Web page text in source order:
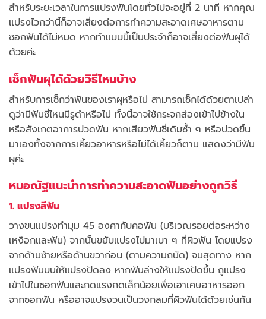
สำหรับระยะเวลาในการแปรงฟันโดยทั่วไปจะอยู่ที่ 2 นาที หากคุณ
แปรงไวกว่านี้ก็อาจเสี่ยงต่อการทำความสะอาดเศษอาหารตาม
ซอกฟันได้ไม่หมด หากทำแบบนี้เป็นประจำก็อาจเสี่ยงต่อฟันผุได้
ด้วยค่ะ
เช็กฟันผุได้ด้วยวิธีไหนบ้าง
สำหรับการเช็กว่าฟันของเราผุหรือไม่ สามารถเช็กได้ด้วยตาเปล่า
ดูว่ามีฟันซี่ไหนมีรูดำหรือไม่ ทั้งนี้อาจใช้กระจกส่องเข้าไปข้างใน
หรือสังเกตอาการปวดฟัน หากเสียวฟันซี่เดิมซ้ำ ๆ หรือปวดขึ้น
มาเองทั้งจากการเคี้ยวอาหารหรือไม่ได้เคี้ยวก็ตาม แสดงว่ามีฟัน
ผุค่ะ
หมอณัฐแนะนำการทำความสะอาดฟันอย่างถูกวิธี
1. แปรงสีฟัน
วางขนแปรงทำมุม 45 องศากับคอฟัน (บริเวณรอยต่อระหว่าง
เหงือกและฟัน) จากนั้นขยับแปรงไปมาเบา ๆ ที่ผิวฟัน โดยแปรง
จากด้านซ้ายหรือด้านขวาก่อน (ตามความถนัด) จนสุดทาง หาก
แปรงฟันบนให้แปรงปัดลง หากฟันล่างให้แปรงปัดขึ้น ถูแปรง
เข้าไปในซอกฟันและกดแรงกดเล็กน้อยเพื่อเอาเศษอาหารออก
จากซอกฟัน หรืออาจแปรงวนเป็นวงกลมที่ผิวฟันได้ด้วยเช่นกัน